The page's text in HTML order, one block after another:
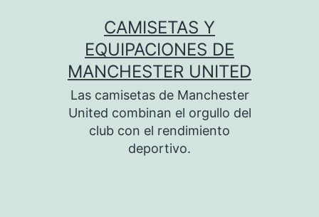
CAMISETAS Y
EQUIPACIONES DE
MANCHESTER UNITED
Las camisetas de Manchester
United combinan el orgullo del
club con el rendimiento
deportivo.